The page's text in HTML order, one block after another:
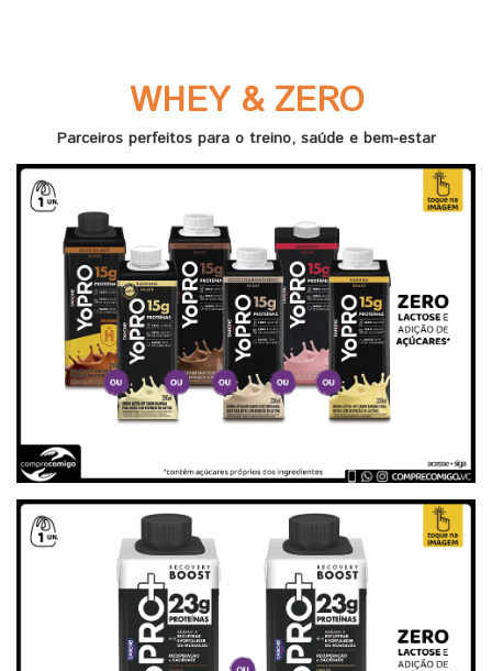
WHEY & ZERO
Parceiros perfeitos para o treino, saúde e bem-estar